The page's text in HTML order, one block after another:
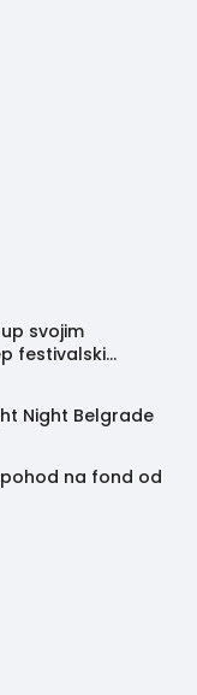
svojim
festivalski
Night Belgrade
pohod na fond od